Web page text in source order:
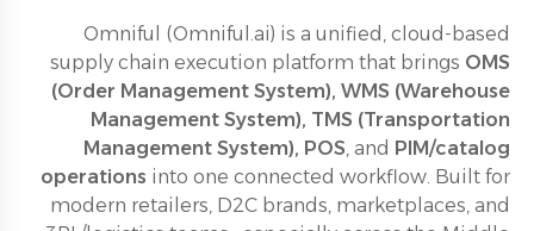
Omniful (Omniful.ai) is a unified, cloud-based
supply chain execution platform that brings OMS
(Order Management System), WMS (Warehouse
Management System), TMS (Transportation
Management System), POS, and PIM/catalog
operations into one connected workflow. Built for
modern retailers, D2C brands, marketplaces, and